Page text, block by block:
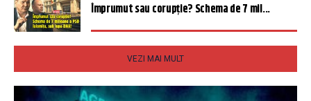
Împrumut sau corupție? Schema de 7 mil...
VEZI MAI MULT